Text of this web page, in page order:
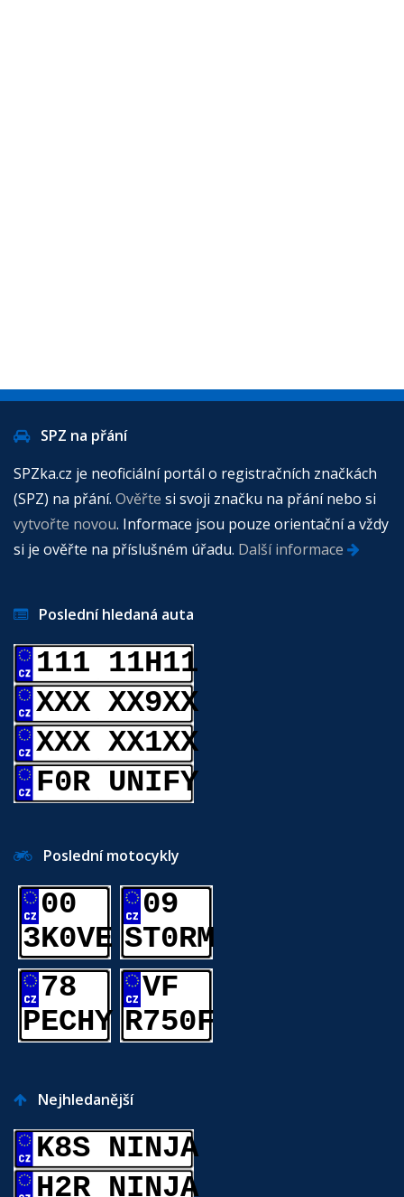
SPZ na přání
SPZka.cz je neoficiální portál o registračních značkách
(SPZ) na přání. Ověřte si svoji značku na přání nebo si
vytvořte novou. Informace jsou pouze orientační a vždy
si je ověřte na příslušném úřadu. Další informace
Poslední hledaná auta
111 11H11
XXX XX9XX
XXX XX1XX
F0R UNIFY
Poslední motocykly
00
3K0VE
09
ST0RM
78
PECHY
VF
R750F
Nejhledanější
K8S NINJA
H2R NINJA